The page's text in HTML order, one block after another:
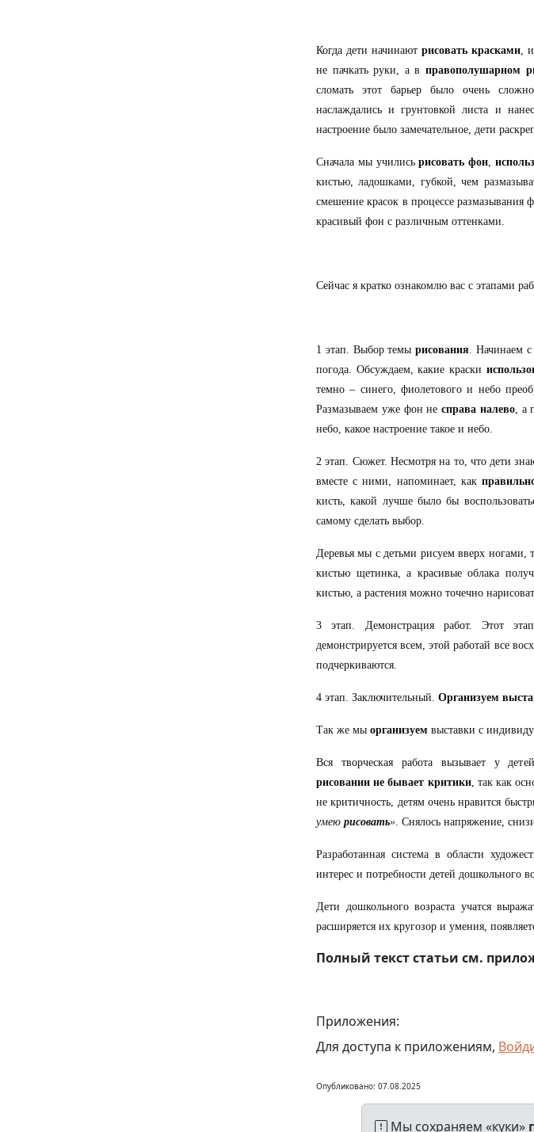
Когда дети начинают рисовать красками,
не пачкать руки, а вправополушарном
сломать этот барьер было очень
наслаждались и грунтовкой листа и
настроение было замечательное, дети
Сначала мы училисьрисовать фон,
кистью, ладошками, губкой, чем
смешение красок в процессе размазывания
красивый фон с различным оттенками.
Сейчас я кратко ознакомлю вас с этапами
1 этап. Выбор темырисования. Начинаем с
погода. Обсуждаем, какие краски
темно – синего, фиолетового и небо
Размазываем уже фон не справа налево, а
небо, какое настроение такое и небо.
2 этап. Сюжет. Несмотря на то, что дети
вместе с ними, напоминает, как
кисть, какой лучше было бы
самому сделать выбор.
Деревья мы с детьми рисуем вверх ногами,
кистью щетинка, а красивые облака
кистью, а растения можно точечно
3 этап. Демонстрация работ. Этот
демонстрируется всем, этой работай все
подчеркиваются.
4 этап. Заключительный. Организуем
Так же мы организуем выставки с
Вся творческая работа вызывает у
рисовании не бывает критики, так как
не критичность, детям очень нравится
умею рисовать». Снялось напряжение,
Разработанная система в области
интерес и потребности детей дошкольного
Дети дошкольного возраста учатся
расширяется их кругозор и умения,
Полный текст статьи см.
Приложения:
Для доступа к приложениям,
Опубликовано: 07.08.2025
Мы сохраняем «куки»